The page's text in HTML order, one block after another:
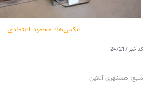
عکس‌ها: محمود اعتمادی
کد خبر247217
منبع: همشهری آنلاین